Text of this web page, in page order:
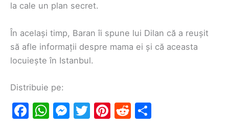
la cale un plan secret.
În același timp, Baran îi spune lui Dilan că a reușit
să afle informații despre mama ei și că aceasta
locuiește în Istanbul.
Distribuie pe:
F
W M T
Pi R